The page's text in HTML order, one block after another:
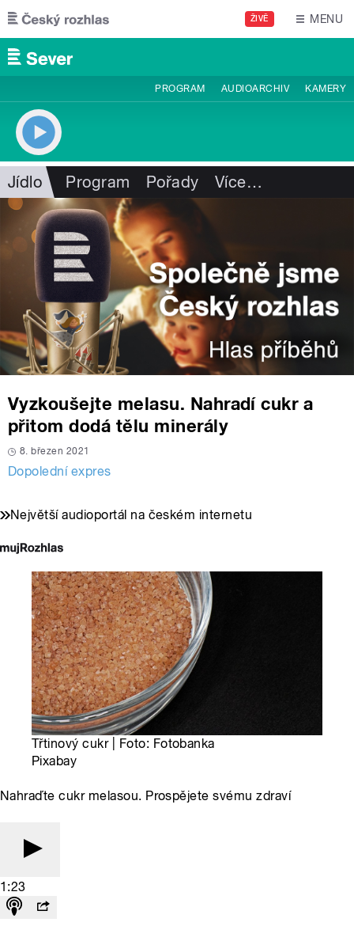
Přejít k hlavnímu obsahu
ŽIVĚ MENU
PROGRAM AUDIOARCHIV KAMERY
Jídlo Program Pořady Více…
Vyzkoušejte melasu. Nahradí cukr a
přitom dodá tělu minerály
8. březen 2021
Dopolední expres
Největší audioportál na českém internetu
Třtinový cukr | Foto: Fotobanka
Pixabay
Nahraďte cukr melasou. Prospějete svému zdraví
1:23